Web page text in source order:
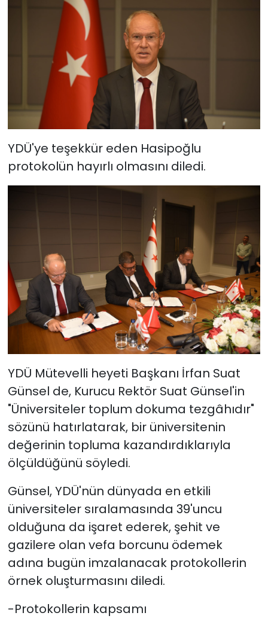
YDÜ'ye teşekkür eden Hasipoğlu
protokolün hayırlı olmasını diledi.
YDÜ Mütevelli heyeti Başkanı İrfan Suat
Günsel de, Kurucu Rektör Suat Günsel'in
"Üniversiteler toplum dokuma tezgâhıdır"
sözünü hatırlatarak, bir üniversitenin
değerinin topluma kazandırdıklarıyla
ölçüldüğünü söyledi.
Günsel, YDÜ'nün dünyada en etkili
üniversiteler sıralamasında 39'uncu
olduğuna da işaret ederek, şehit ve
gazilere olan vefa borcunu ödemek
adına bugün imzalanacak protokollerin
örnek oluşturmasını diledi.
-Protokollerin kapsamı